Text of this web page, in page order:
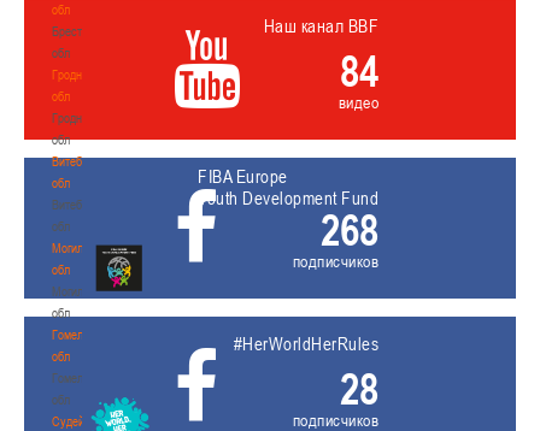
обл
Брестская
обл
Гродненская
обл
Гродненская
обл
Витебская
обл
Витебская
обл
Могилевская
обл
Могилевская
обл
Гомельская
обл
Гомельская
обл
Судейство
Наш канал BBF
84
видео
FIBA Europe
Youth Development Fund
268
подписчиков
#HerWorldHerRules
28
подписчиков